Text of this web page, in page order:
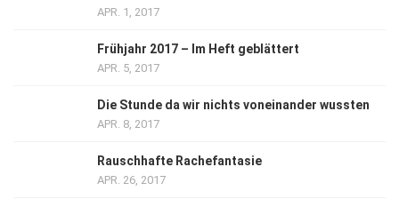
APR. 1, 2017
Frühjahr 2017 – Im Heft geblättert
APR. 5, 2017
Die Stunde da wir nichts voneinander wussten
APR. 8, 2017
Rauschhafte Rachefantasie
APR. 26, 2017